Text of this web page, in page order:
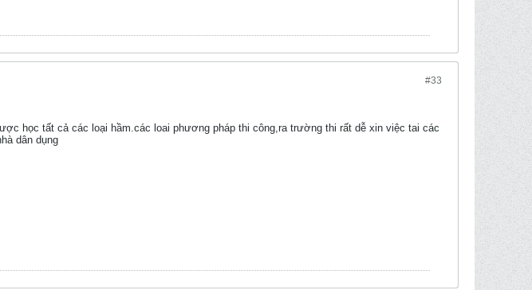
#33
học tất cả các loại hầm.các loai phương pháp thi công,ra trường thi rất dễ xin việc tai các
dân dụng